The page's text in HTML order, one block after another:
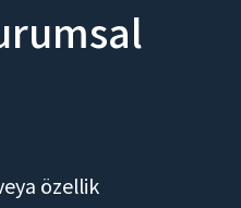
özellik